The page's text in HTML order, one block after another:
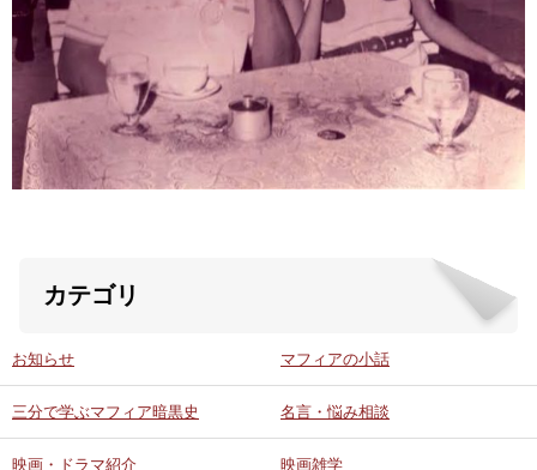
当店の紹介
オンラインストア
お問い合わせ
カテゴリ
お知らせ マフィアの小話
三分で学ぶマフィア暗黒史 名言・悩み相談
映画・ドラマ紹介 映画雑学